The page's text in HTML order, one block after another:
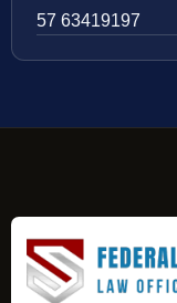
57 63419197